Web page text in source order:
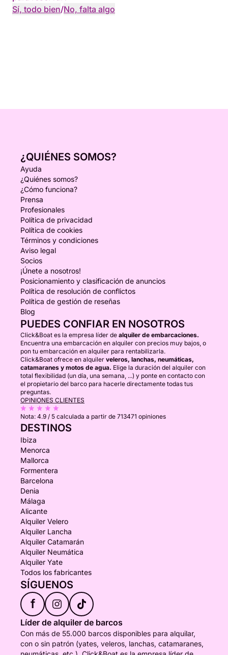
Sí, todo bien/No, falta algo
¿QUIÉNES SOMOS?
Ayuda
¿Quiénes somos?
¿Cómo funciona?
Prensa
Profesionales
Política de privacidad
Política de cookies
Términos y condiciones
Aviso legal
Socios
¡Únete a nosotros!
Posicionamiento y clasificación de anuncios
Política de resolución de conflictos
Política de gestión de reseñas
Blog
PUEDES CONFIAR EN NOSOTROS
Click&Boat es la empresa líder de alquiler de embarcaciones.
Encuentra una embarcación en alquiler con precios muy bajos, o
pon tu embarcación en alquiler para rentabilizarla.
Click&Boat ofrece en alquiler veleros, lanchas, neumáticas,
catamaranes y motos de agua. Elige la duración del alquiler con
total flexibilidad (un día, una semana, ...) y ponte en contacto con
el propietario del barco para hacerle directamente todas tus
preguntas.
OPINIONES CLIENTES
Nota: 4.9 / 5 calculada a partir de 713471 opiniones
DESTINOS
Ibiza
Menorca
Mallorca
Formentera
Barcelona
Denia
Málaga
Alicante
Alquiler Velero
Alquiler Lancha
Alquiler Catamarán
Alquiler Neumática
Alquiler Yate
Todos los fabricantes
SÍGUENOS
f
Líder de alquiler de barcos
Con más de 55.000 barcos disponibles para alquilar,
con o sin patrón (yates, veleros, lanchas, catamaranes,